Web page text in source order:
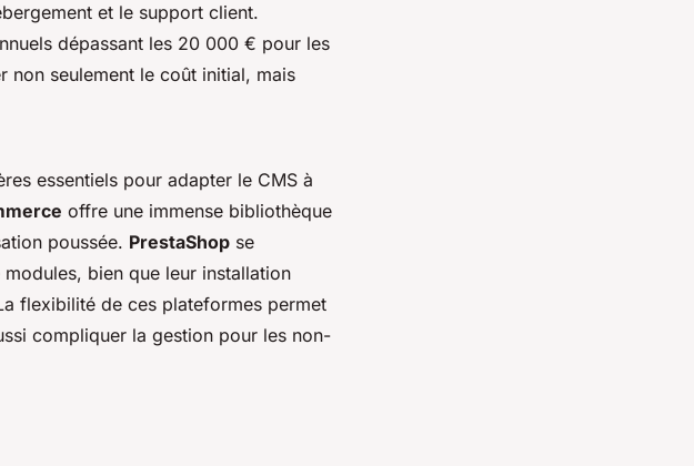
et le support client.
dépassant les 20 000 € pour les
non seulement le coût initial, mais
essentiels pour adapter le CMS à
offre une immense bibliothèque
poussée. PrestaShop se
bien que leur installation
flexibilité de ces plateformes permet
compliquer la gestion pour les non-